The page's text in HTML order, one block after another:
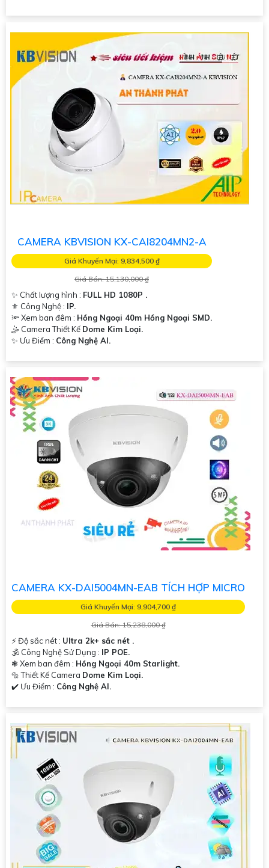
CAMERA KBVISION KX-CAI8204MN2-A
Giá Khuyến Mại: 9,834,500 ₫
Giá Bán: 15,130,000 ₫
✨ Chất lượng hình : FULL HD 1080P .
⚜️ Công Nghệ : IP.
🔦 Xem ban đêm : Hồng Ngoại 40m Hồng Ngoại SMD.
🤹 Camera Thiết Kế Dome Kim Loại.
️✨ Ưu Điểm : Công Nghệ AI.
CAMERA KX-DAI5004MN-EAB TÍCH HỢP MICRO
Giá Khuyến Mại: 9,904,700 ₫
Giá Bán: 15,238,000 ₫
️⚡ Độ sắc nét : Ultra 2k+ sắc nét .
🕉️ Công Nghệ Sử Dụng : IP POE.
❃ Xem ban đêm : Hồng Ngoại 40m Starlight.
🔩 Thiết Kế Camera Dome Kim Loại.
️✔️ Ưu Điểm : Công Nghệ AI.